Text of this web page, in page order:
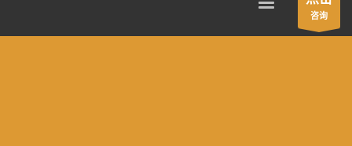
SHOWROOM HOURS
咨询